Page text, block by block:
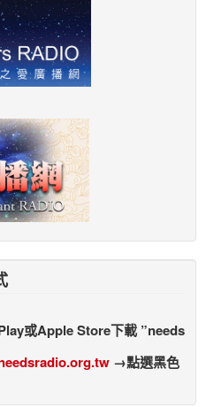
或Apple Store下載 ”needs
→點選黑色